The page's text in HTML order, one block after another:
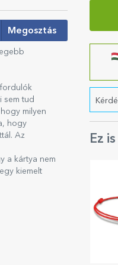
Ez
Megosztás
sem tud
milyen
hogy
Az
a kártya nem
kiemelt